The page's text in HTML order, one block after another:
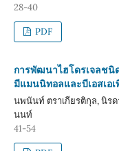
28-40
PDF
การพัฒนาไฮโดรเจลชนิ
มีแมนนิทอลและบีเอสเอ
นพนันท์ ตราเกียรติกุล, นิร
นนท์
41-54